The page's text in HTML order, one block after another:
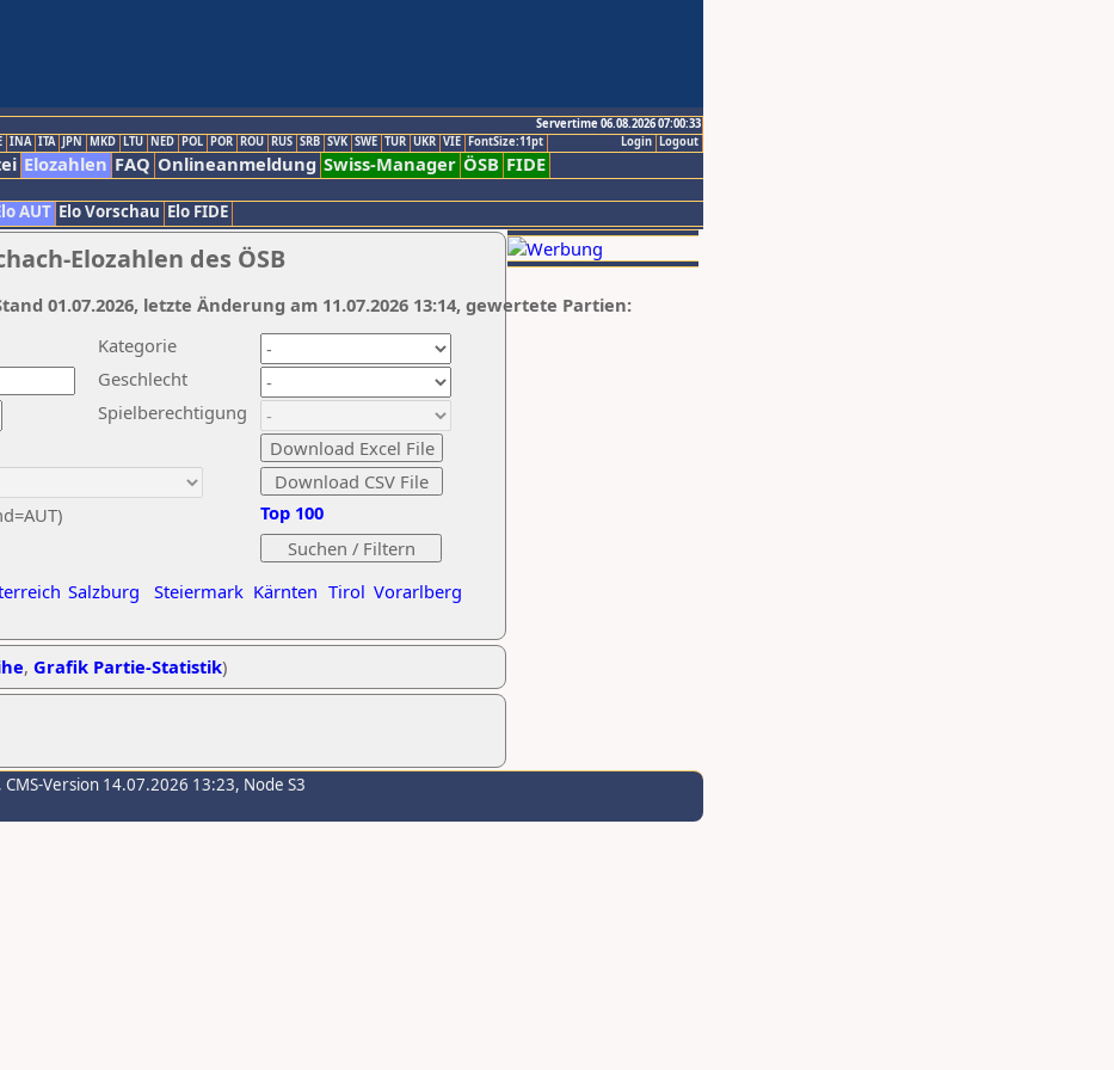
Servertime 06.08.2026 07:00:33
Logout
Login
INA ITA JPN MKD LTU NED POL POR ROU RUS SRB SVK SWE TUR UKR VIE FontSize:11pt
Elozahlen FAQ Onlineanmeldung Swiss-Manager ÖSB FIDE
AUT Elo Vorschau Elo FIDE
Elozahlen des ÖSB
Kategorie
Geschlecht
Spielberechtigung
Salzburg Steiermark Kärnten Tirol Vorarlberg
Top 100
01.07.2026, letzte Änderung am 11.07.2026 13:14, gewertete Partien:
, Grafik Partie-Statistik)
, CMS-Version 14.07.2026 13:23, Node S3